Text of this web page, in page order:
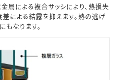
属による複合サッシにより、熱損失
による結露を抑えます。熱の逃げ
なります。